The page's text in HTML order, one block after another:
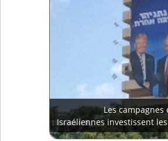
Les campagnes
Israéliennes investissent